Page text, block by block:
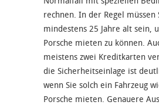
rechnen. In der Regel müssen
mindestens 25 Jahre alt sein,
Porsche mieten zu können.
meistens zwei Kreditkarten
die Sicherheitseinlage ist
wenn Sie solch ein Fahrzeug
Porsche mieten. Genauere